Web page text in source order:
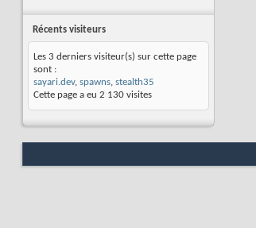
Récents visiteurs
Les 3 derniers visiteur(s) sur cette page
sont :
sayari.dev, spawns, stealth35
Cette page a eu 2 130 visites